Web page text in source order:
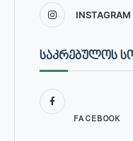
INSTAGRAM
ᲡᲐᲙᲠᲔᲑᲣᲚᲝᲡ
FACEBOOK